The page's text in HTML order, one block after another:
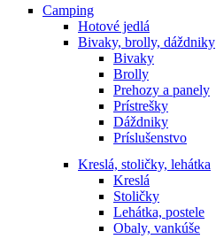
Camping
Hotové jedlá
Bivaky, brolly, dáždniky
Bivaky
Brolly
Prehozy a panely
Prístrešky
Dáždniky
Príslušenstvo
Kreslá, stoličky, lehátka
Kreslá
Stoličky
Lehátka, postele
Obaly, vankúše